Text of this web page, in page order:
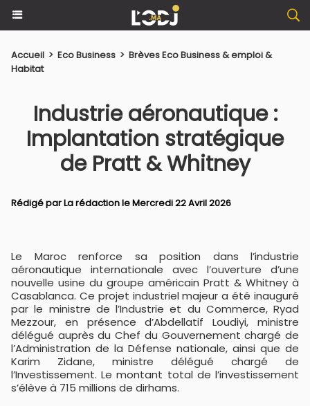
Accueil > Eco Business > Brèves Eco Business & emploi &
Habitat
Industrie aéronautique :
Implantation stratégique
de Pratt & Whitney
Rédigé par La rédaction le Mercredi 22 Avril 2026
Le Maroc renforce sa position dans l’industrie
aéronautique internationale avec l’ouverture d’une
nouvelle usine du groupe américain Pratt & Whitney à
Casablanca. Ce projet industriel majeur a été inauguré
par le ministre de l’Industrie et du Commerce, Ryad
Mezzour, en présence d’Abdellatif Loudiyi, ministre
délégué auprès du Chef du Gouvernement chargé de
l’Administration de la Défense nationale, ainsi que de
Karim Zidane, ministre délégué chargé de
l’Investissement. Le montant total de l’investissement
s’élève à 715 millions de dirhams.